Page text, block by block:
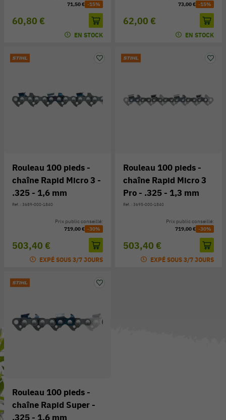
60,80 €
71,50 € -15%
EN STOCK
62,00 €
73,00 € -15%
EN STOCK
Rouleau 100 pieds -
chaîne Rapid Micro 3 -
.325 - 1,6 mm
Réf. : 3689-000-1840
503,40 €
Prix public conseillé:
719,00 € -30%
EXPÉ SOUS 3/7 JOURS
Rouleau 100 pieds -
chaîne Rapid Micro 3
Pro - .325 - 1,3 mm
Réf. : 3695-000-1840
503,40 €
Prix public conseillé:
719,00 € -30%
EXPÉ SOUS 3/7 JOURS
Rouleau 100 pieds -
chaîne Rapid Super -
.325 - 1,6 mm